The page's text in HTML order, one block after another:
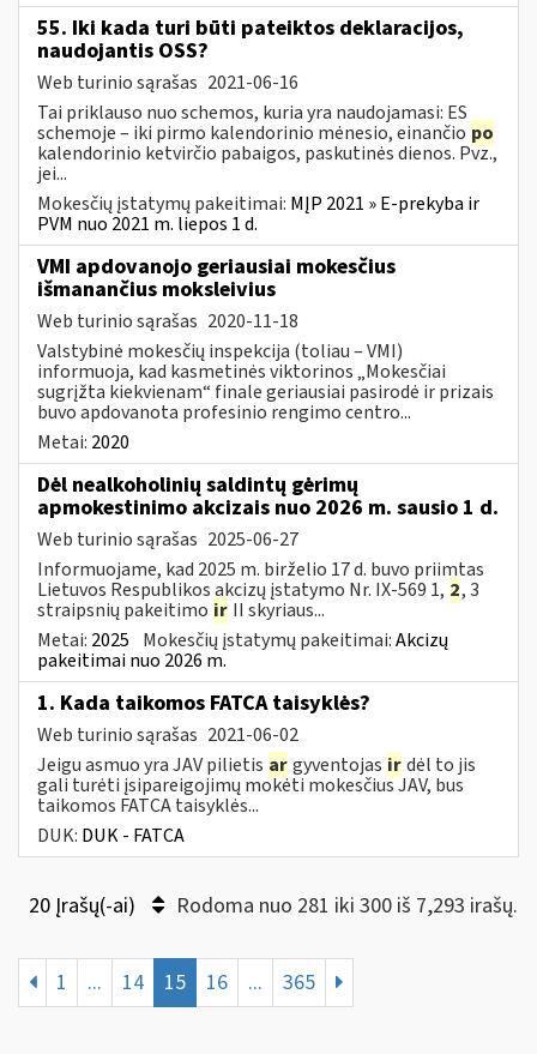
55. Iki kada turi būti pateiktos deklaracijos,
naudojantis OSS?
Web turinio sąrašas 2021-06-16
Tai priklauso nuo schemos, kuria yra naudojamasi: ES
schemoje – iki pirmo kalendorinio mėnesio, einančio po
kalendorinio ketvirčio pabaigos, paskutinės dienos. Pvz.,
jei...
Mokesčių įstatymų pakeitimai: MĮP 2021 » E-prekyba ir
PVM nuo 2021 m. liepos 1 d.
VMI apdovanojo geriausiai mokesčius
išmanančius moksleivius
Web turinio sąrašas 2020-11-18
Valstybinė mokesčių inspekcija (toliau – VMI)
informuoja, kad kasmetinės viktorinos „Mokesčiai
sugrįžta kiekvienam“ finale geriausiai pasirodė ir prizais
buvo apdovanota profesinio rengimo centro...
Metai: 2020
Dėl nealkoholinių saldintų gėrimų
apmokestinimo akcizais nuo 2026 m. sausio 1 d.
Web turinio sąrašas 2025-06-27
Informuojame, kad 2025 m. birželio 17 d. buvo priimtas
Lietuvos Respublikos akcizų įstatymo Nr. IX-569 1, 2, 3
straipsnių pakeitimo ir II skyriaus...
Metai: 2025 Mokesčių įstatymų pakeitimai:Akcizų
pakeitimai nuo 2026 m.
1. Kada taikomos FATCA taisyklės?
Web turinio sąrašas 2021-06-02
Jeigu asmuo yra JAV pilietis argyventojas irdėl to jis
gali turėti įsipareigojimų mokėti mokesčius JAV, bus
taikomos FATCA taisyklės...
DUK: DUK - FATCA
20 Įrašų(-ai) Rodoma nuo 281 iki 300 iš 7,293 irašų.
1 ... 14 15 16 ... 365